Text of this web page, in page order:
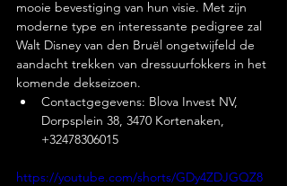
mooie bevestiging van hun visie. Met zijn
moderne type en interessante pedigree zal
Walt Disney van den Bruël ongetwijfeld de
aandacht trekken van dressuurfokkers in het
komende dekseizoen.
Contactgegevens: Blova Invest NV,
Dorpsplein 38, 3470 Kortenaken,
+32478306015
https://youtube.com/shorts/GDy4ZDJGQZ8